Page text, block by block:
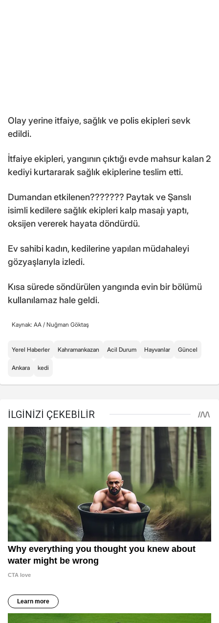
Olay yerine itfaiye, sağlık ve polis ekipleri sevk
edildi.
İtfaiye ekipleri, yangının çıktığı evde mahsur kalan 2
kediyi kurtararak sağlık ekiplerine teslim etti.
Dumandan etkilenen??????? Paytak ve Şanslı
isimli kedilere sağlık ekipleri kalp masajı yaptı,
oksijen vererek hayata döndürdü.
Ev sahibi kadın, kedilerine yapılan müdahaleyi
gözyaşlarıyla izledi.
Kısa sürede söndürülen yangında evin bir bölümü
kullanılamaz hale geldi.
Kaynak: AA / Nuğman Göktaş
Yerel Haberler Kahramankazan Acil Durum Hayvanlar Güncel
Ankara kedi